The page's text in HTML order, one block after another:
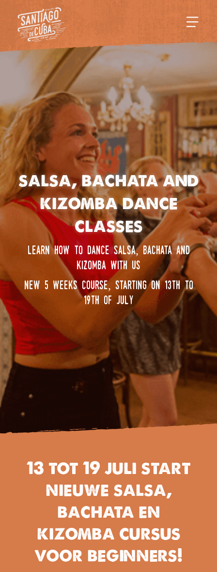
salsa, bachata and
kizomba dance
classes
learn how to dance salsa, bachata and
kizomba with us
new 5 weeks course, starting on 13th to
19th of july
13 tot 19 juli start
nieuwe salsa,
bachata en
kizomba cursus
voor beginners!